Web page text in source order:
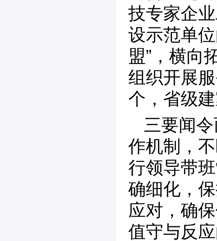
技专家企
设示范单
盟”，横向
组织开展
个，省级
三要闻
作机制，
行领导带
确细化，
应对，确
值守与反